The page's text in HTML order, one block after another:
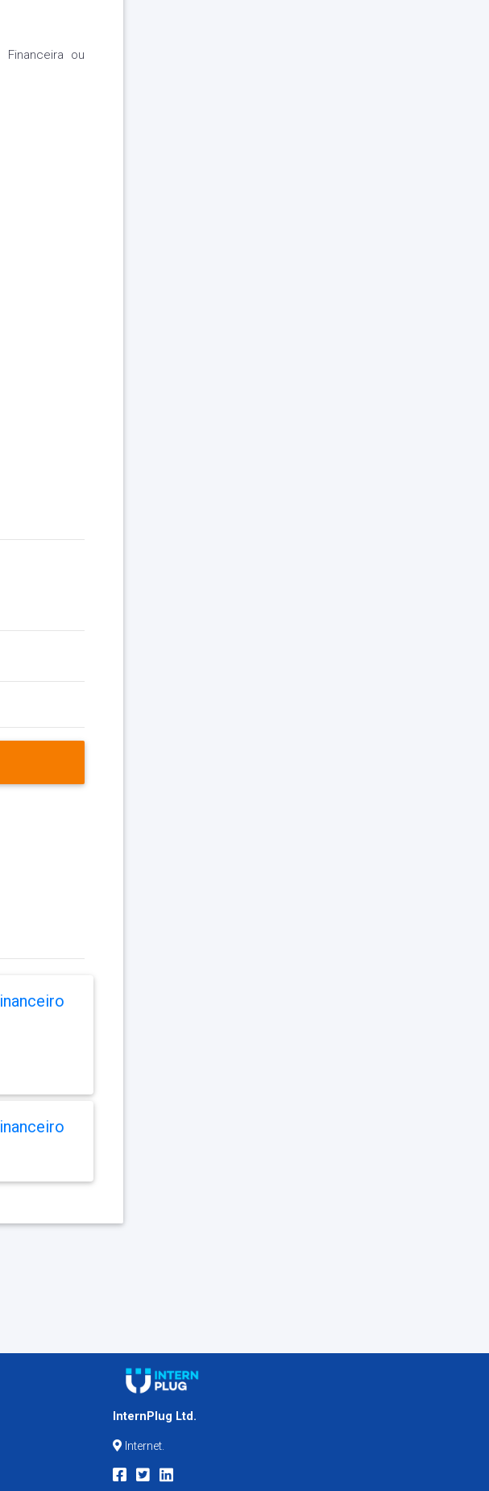
Financeira ou
InternPlug Ltd.
Internet.